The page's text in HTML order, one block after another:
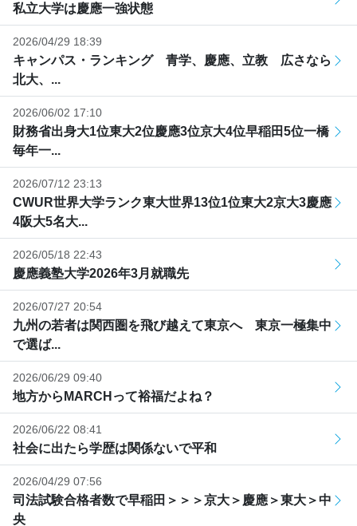
私立大学は慶應一強状態
2026/04/29 18:39
キャンパス・ランキング 青学、慶應、立教 広さなら
北大、...
2026/06/02 17:10
財務省出身大1位東大2位慶應3位京大4位早稲田5位一橋
毎年一...
2026/07/12 23:13
CWUR世界大学ランク東大世界13位1位東大2京大3慶應
4阪大5名大...
2026/05/18 22:43
慶應義塾大学2026年3月就職先
2026/07/27 20:54
九州の若者は関西圏を飛び越えて東京へ 東京一極集中
で選ば...
2026/06/29 09:40
地方からMARCHって裕福だよね？
2026/06/22 08:41
社会に出たら学歴は関係ないで平和
2026/04/29 07:56
司法試験合格者数で早稲田＞＞＞京大＞慶應＞東大＞中
央